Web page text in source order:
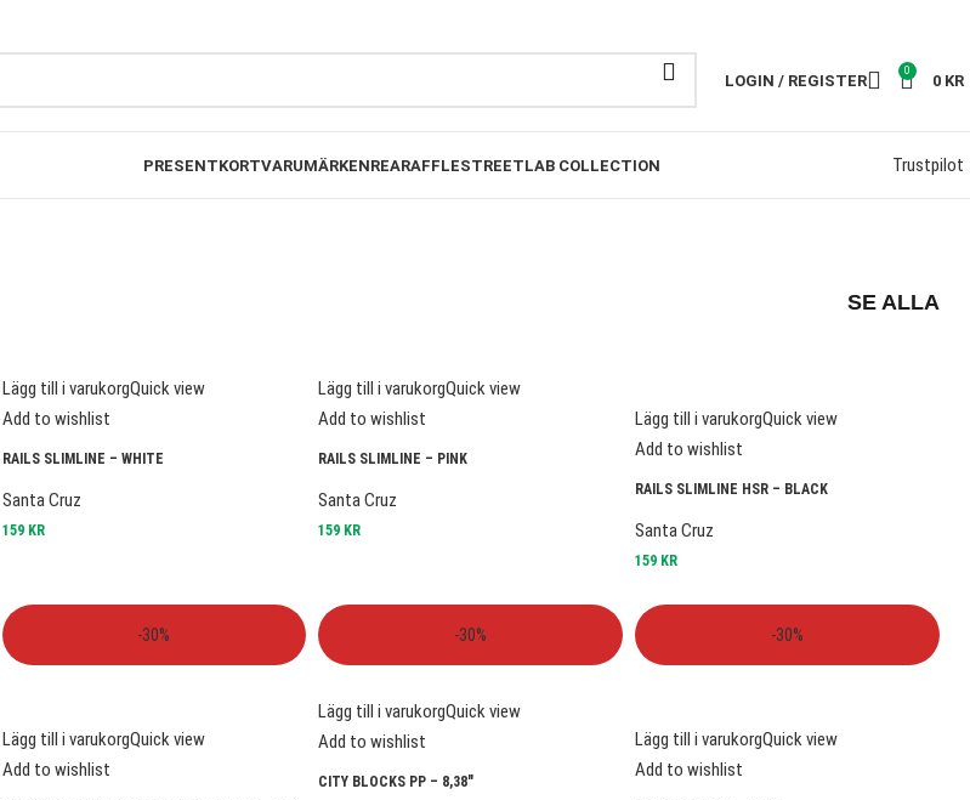
LOGIN / REGISTER
0
0 KR
PRESENTKORTVARUMÄRKENREARAFFLESTREETLAB COLLECTION Trustpilot
SE ALLA
Lägg till i varukorgQuick view
Add to wishlist
RAILS SLIMLINE – WHITE
Santa Cruz
159 KR
Lägg till i varukorgQuick view
Add to wishlist
RAILS SLIMLINE – PINK
Santa Cruz
159 KR
Lägg till i varukorgQuick view
Add to wishlist
RAILS SLIMLINE HSR – BLACK
Santa Cruz
159 KR
-30%
Lägg till i varukorgQuick view
Add to wishlist
-30%
Lägg till i varukorgQuick view
Add to wishlist
CITY BLOCKS PP – 8,38″
-30%
Lägg till i varukorgQuick view
Add to wishlist